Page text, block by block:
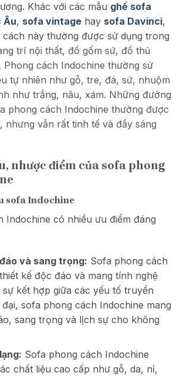
Khác với các mẫu ghế sofa
Âu, sofa vintage hay sofa Davinci,
cách này thường được sử dụng trong
trí nội thất, đồ gốm sứ, đồ thủ
cách Indochine thường sử
tự nhiên như gỗ, tre, đá, sứ, nhuộm
như trắng, nâu, xám. Những đường
phong cách Indochine thường được
nhưng vẫn rất tinh tế và đầy sáng
nhược điểm của sofa phong
sofa Indochine
Indochine có nhiều ưu điểm đáng
và sang trọng: Sofa phong cách
kế độc đáo và mang tính nghệ
sự kết hợp giữa các yếu tố truyền
sofa phong cách Indochine mang
sang trọng và lịch sự cho không
Sofa phong cách Indochine
chất liệu cao cấp như gỗ, da, nỉ,